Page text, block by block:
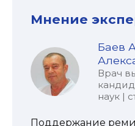
Мнение
Баев
Врач
наук |
Поддержание